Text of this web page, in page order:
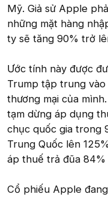
Mỹ. Giả sử Apple
những mặt hàng
ty sẽ tăng 90% trở
Ước tính này được
Trump tập trung
thương mại của
tạm dừng áp dụng
chục quốc gia trong
Trung Quốc lên
áp thuế trả đũa 84%
Cổ phiếu Apple